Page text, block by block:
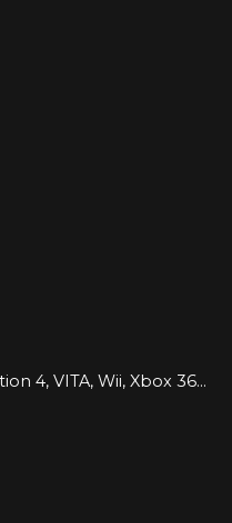
3DS, PC, PlayStation 3, PlayStation 4, VITA, Wii, Xbox 360, Xbox One